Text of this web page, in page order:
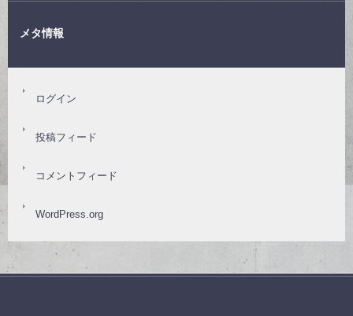
メタ情報
ログイン
投稿フィード
コメントフィード
WordPress.org